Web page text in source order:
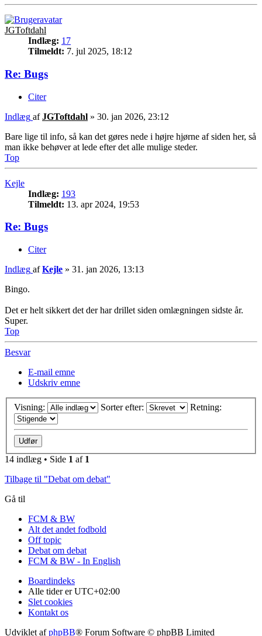
JGToftdahl
Indlæg: 17
Tilmeldt: 7. jul 2025, 18:12
Re: Bugs
Citer
Indlæg afJGToftdahl » 30. jan 2026, 23:12
Bare lige til info, så kan det gøres nede i højre hjørne af siden her, så
man ikke behøver at lede efter det alle mulige steder.
Top
Kejle
Indlæg: 193
Tilmeldt: 13. apr 2024, 19:53
Re: Bugs
Citer
Indlæg afKejle » 31. jan 2026, 13:13
Bingo.
Det er helt sikkert det der har drillet siden omlægningen sidste år.
Super.
Top
Besvar
E-mail emne
Udskriv emne
Visning: Sorter efter: Retning:
14 indlæg • Side 1 af 1
Tilbage til "Debat om debat"
Gå til
FCM & BW
Alt det andet fodbold
Off topic
Debat om debat
FCM & BW - In English
Boardindeks
Alle tider erUTC+02:00
Slet cookies
Kontakt os
Udviklet afphpBB® Forum Software © phpBB Limited